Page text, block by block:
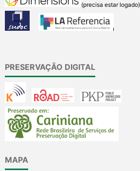
(precisa estar logado)
PRESERVAÇÃO DIGITAL
MAPA